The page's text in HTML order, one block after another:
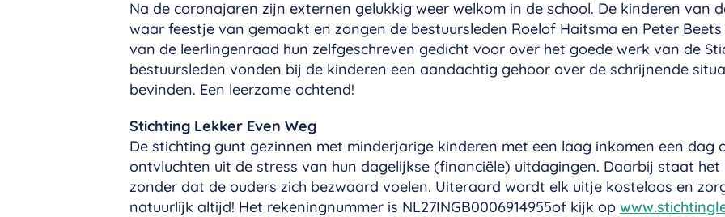
Na de coronajaren zijn externen gelukkig weer welkom in de school. De kinderen van
waar feestje van gemaakt en zongen de bestuursleden Roelof Haitsma en Peter
van de leerlingenraad hun zelfgeschreven gedicht voor over het goede werk van de
bestuursleden vonden bij de kinderen een aandachtig gehoor over de schrijnende
bevinden. Een leerzame ochtend!
Stichting Lekker Even Weg
De stichting gunt gezinnen met minderjarige kinderen met een laag inkomen een dag
ontvluchten uit de stress van hun dagelijkse (financiële) uitdagingen. Daarbij staat
zonder dat de ouders zich bezwaard voelen. Uiteraard wordt elk uitje kosteloos en
natuurlijk altijd! Het rekeningnummer is NL27INGB0006914955of kijk op